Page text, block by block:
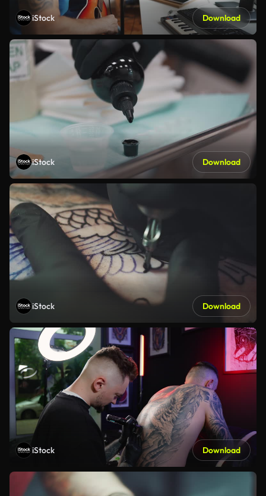
iStock Download
iStock Download
iStock Download
iStock Download